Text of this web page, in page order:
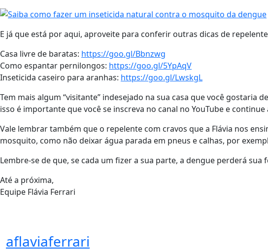
E já que está por aqui, aproveite para conferir outras dicas de
Casa livre de baratas: https://goo.gl/Bbnzwg
Como espantar pernilongos: https://goo.gl/5YpAqV
Inseticida caseiro para aranhas: https://goo.gl/LwskgL
Tem mais algum “visitante” indesejado na sua casa que você gostaria
isso é importante que você se inscreva no canal no YouTube e
Vale lembrar também que o repelente com cravos que a Flávia nos
mosquito, como não deixar água parada em pneus e calhas, por
Lembre-se de que, se cada um fizer a sua parte, a dengue perderá sua
Até a próxima,
Equipe Flávia Ferrari
aflaviaferrari